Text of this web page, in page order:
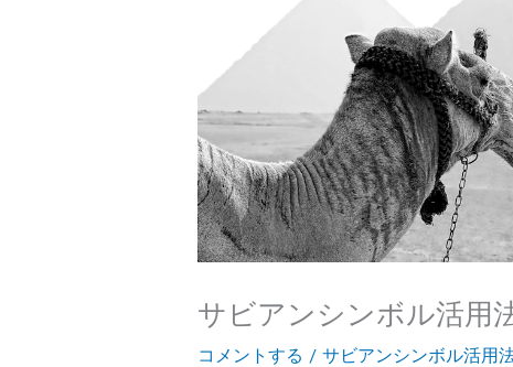
サビアンシンボル活用
コメントする / サビアンシンボル活用